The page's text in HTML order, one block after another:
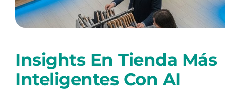
Insights En Tienda Más
Inteligentes Con AI